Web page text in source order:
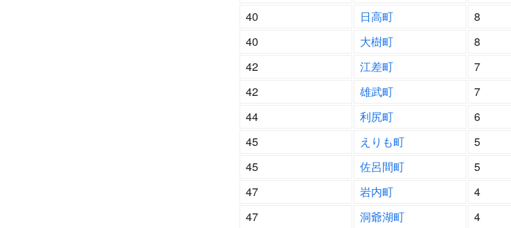
40
日高町 8
40
大樹町 8
42
江差町 7
42
雄武町 7
44
利尻町 6
45
えりも町 5
45
佐呂間町 5
47
岩内町 4
47
洞爺湖町 4